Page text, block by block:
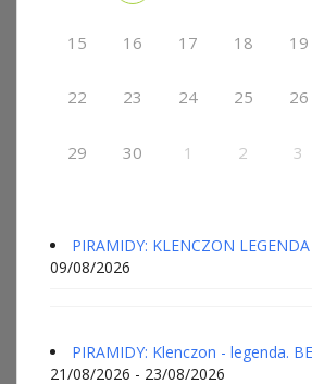
15 16 17 18 19
22 23 24 25 26
29 30 1 2 3
PIRAMIDY: KLENCZON
09/08/2026
PIRAMIDY: Klenczon - legenda.
21/08/2026 - 23/08/2026